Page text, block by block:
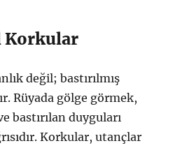
Korkular
değil; bastırılmış
Rüyada gölge görmek,
bastırılan duyguları
Korkular, utançlar